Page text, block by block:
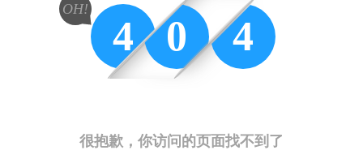
4 0 4
OH!
很抱歉，你访问的页面找不到了